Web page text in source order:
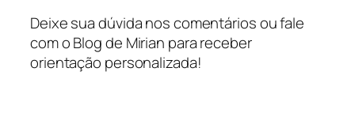
Deixe sua dúvida nos comentários ou fale
com o Blog de Mirian para receber
orientação personalizada!